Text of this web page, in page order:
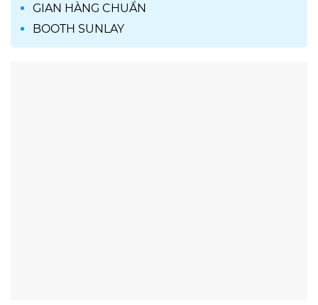
GIAN HÀNG CHUẨN
BOOTH SUNLAY